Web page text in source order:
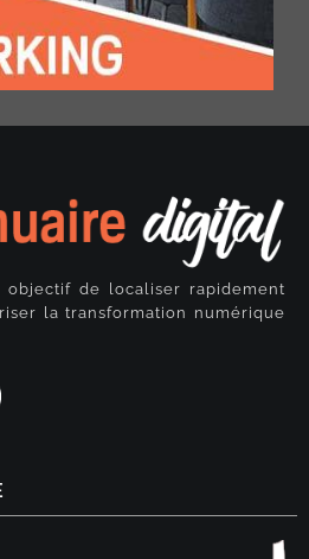
objectif de localiser rapidement
la transformation numérique